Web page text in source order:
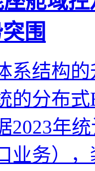
围
系结构
的分布
2023年
业务）